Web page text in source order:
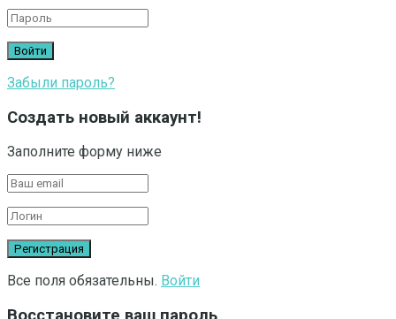
Забыли пароль?
Создать новый аккаунт!
Заполните форму ниже
Все поля обязательны. Войти